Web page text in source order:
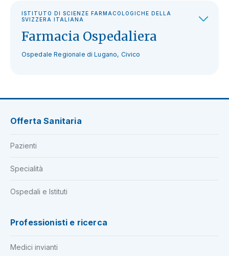
ISTITUTO DI SCIENZE FARMACOLOGICHE DELLA
SVIZZERA ITALIANA
Farmacia Ospedaliera
Ospedale Regionale di Lugano, Civico
Offerta Sanitaria
Pazienti
Specialità
Ospedali e Istituti
Professionisti e ricerca
Medici invianti